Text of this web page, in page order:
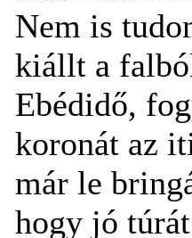
Nem is
kiállt a
Ebédidő,
koronát az
már le
hogy jó